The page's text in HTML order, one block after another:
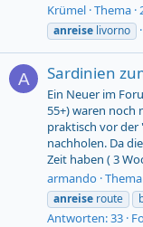
Krümel Thema
anreise livorno
A Sardinien
Ein Neuer im
55+) waren noch
praktisch vor der
nachholen. Da
Zeit haben ( 3
armando Thema
anreise route
Antworten: 33